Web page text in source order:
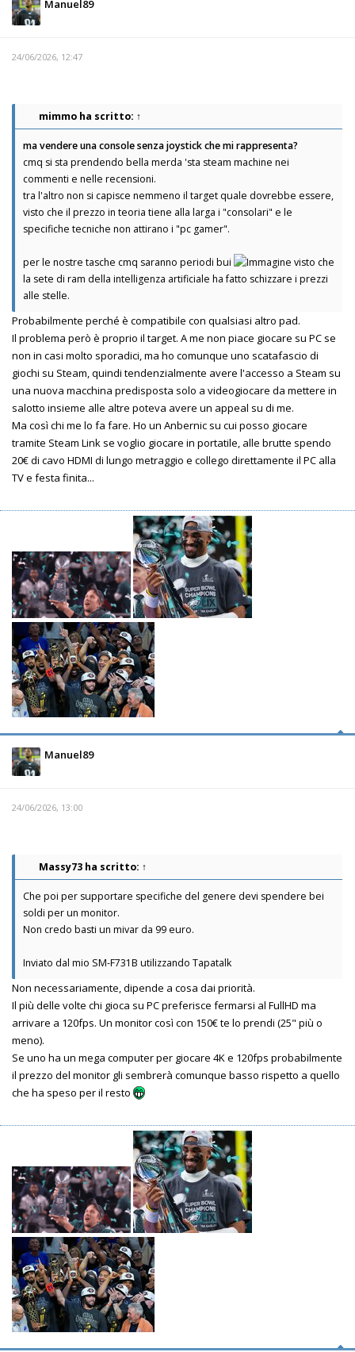
Manuel89
24/06/2026, 12:47
mimmo ha scritto: ↑
ma vendere una console senza joystick che mi rappresenta?
cmq si sta prendendo bella merda 'sta steam machine nei
commenti e nelle recensioni.
tra l'altro non si capisce nemmeno il target quale dovrebbe essere,
visto che il prezzo in teoria tiene alla larga i "consolari" e le
specifiche tecniche non attirano i "pc gamer".
per le nostre tasche cmq saranno periodi bui
visto che
la sete di ram della intelligenza artificiale ha fatto schizzare i prezzi
alle stelle.
Probabilmente perché è compatibile con qualsiasi altro pad.
Il problema però è proprio il target. A me non piace giocare su PC se
non in casi molto sporadici, ma ho comunque uno scatafascio di
giochi su Steam, quindi tendenzialmente avere l'accesso a Steam su
una nuova macchina predisposta solo a videogiocare da mettere in
salotto insieme alle altre poteva avere un appeal su di me.
Ma così chi me lo fa fare. Ho un Anbernic su cui posso giocare
tramite Steam Link se voglio giocare in portatile, alle brutte spendo
20€ di cavo HDMI di lungo metraggio e collego direttamente il PC alla
TV e festa finita...
Manuel89
24/06/2026, 13:00
Massy73 ha scritto: ↑
Che poi per supportare specifiche del genere devi spendere bei
soldi per un monitor.
Non credo basti un mivar da 99 euro.
Inviato dal mio SM-F731B utilizzando Tapatalk
Non necessariamente, dipende a cosa dai priorità.
Il più delle volte chi gioca su PC preferisce fermarsi al FullHD ma
arrivare a 120fps. Un monitor così con 150€ te lo prendi (25" più o
meno).
Se uno ha un mega computer per giocare 4K e 120fps probabilmente
il prezzo del monitor gli sembrerà comunque basso rispetto a quello
che ha speso per il resto